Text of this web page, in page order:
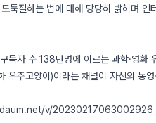
둑질하는 법에 대해 당당히 밝히며
독자 수 138만명에 이르는 과학·영화
우주고양이)이라는 채널이 자신의 동
v/20230217063002926